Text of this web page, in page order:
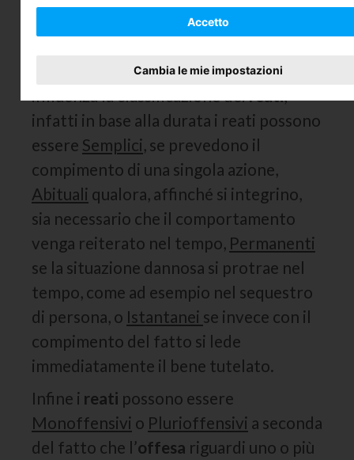
Accetto
Cambia le mie impostazioni
mobile altrui, affidatogli in ragione delle
sue funzioni.
Anche il tempo di commissione
infatti in base alla durata i reati possono
essere Semplici, se prevedono il
compimento di una singola azione,
Abituali qualora, affinché si integrino,
sia necessario che il comportamento
venga reiterato nel tempo, Permanenti
se la situazione dannosa si protrae nel
tempo, come ad esempio nel sequestro
di persona, o Istantanei se invece con il
compimento del fatto si lede
immediatamente il bene tutelato.
Infine i reati possono essere
Monoffensivi o Plurioffensivi a seconda
del fatto che l’offesa riguardi uno o più